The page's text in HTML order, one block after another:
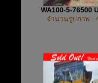
WA100-5-76500
จำนวนรูปภาพ :